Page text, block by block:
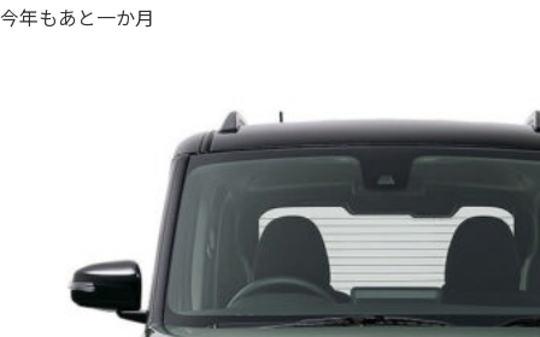
今年もあと一か月